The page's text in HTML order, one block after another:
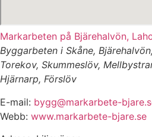
Markarbeten på Bjärehalvön,
Byggarbeten i Skåne,
Torekov, Skummeslöv,
Hjärnarp, Förslöv
E-mail: bygg@markarbete-
Webb: www.markarbete-bjare.se